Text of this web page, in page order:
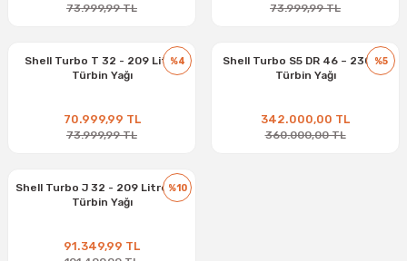
73.999,99 TL 73.999,99 TL
%4
Shell Turbo T 32 - 209 Litre
Türbin Yağı
70.999,99 TL
73.999,99 TL
%5
Shell Turbo S5 DR 46 – 230 Kg
Türbin Yağı
342.000,00 TL
360.000,00 TL
%10
Shell Turbo J 32 - 209 Litre Fıçı
Türbin Yağı
91.349,99 TL